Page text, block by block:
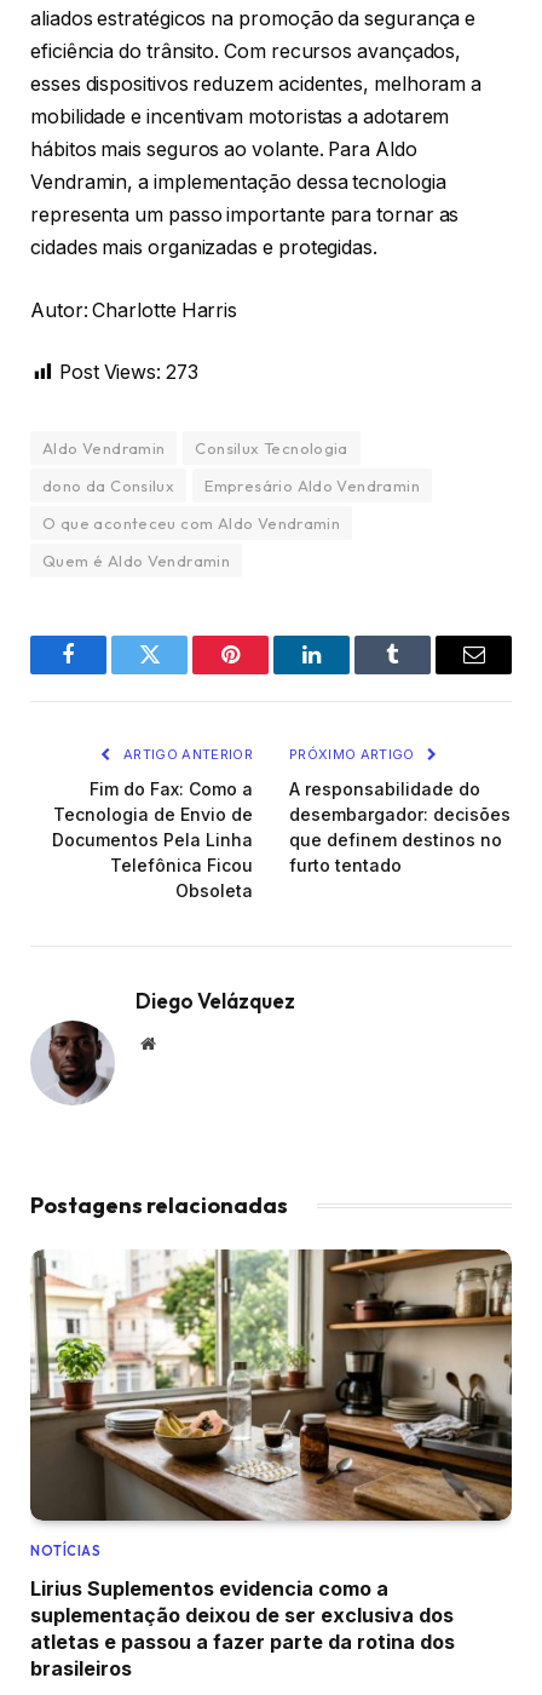
aliados estratégicos na promoção da segurança e
eficiência do trânsito. Com recursos avançados,
esses dispositivos reduzem acidentes, melhoram a
mobilidade e incentivam motoristas a adotarem
hábitos mais seguros ao volante. Para Aldo
Vendramin, a implementação dessa tecnologia
representa um passo importante para tornar as
cidades mais organizadas e protegidas.
Autor: Charlotte Harris
Post Views: 273
Aldo Vendramin
Consilux Tecnologia
dono da Consilux
Empresário Aldo Vendramin
O que aconteceu com Aldo Vendramin
Quem é Aldo Vendramin
FacebookTwitter Pinterest LinkedInTumblr Email
ARTIGO ANTERIOR
Fim do Fax: Como a
Tecnologia de Envio de
Documentos Pela Linha
Telefônica Ficou
Obsoleta
PRÓXIMO ARTIGO
A responsabilidade do
desembargador: decisões
que definem destinos no
furto tentado
Diego Velázquez
Website
Postagens relacionadas
NOTÍCIAS
Lirius Suplementos evidencia como a
suplementação deixou de ser exclusiva dos
atletas e passou a fazer parte da rotina dos
brasileiros